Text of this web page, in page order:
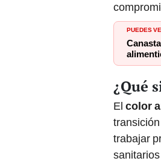
PUEDES
¿Qué
El color
trabajar